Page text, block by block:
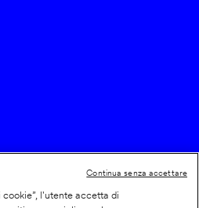
l'utente accetta di
Continua senza accettare